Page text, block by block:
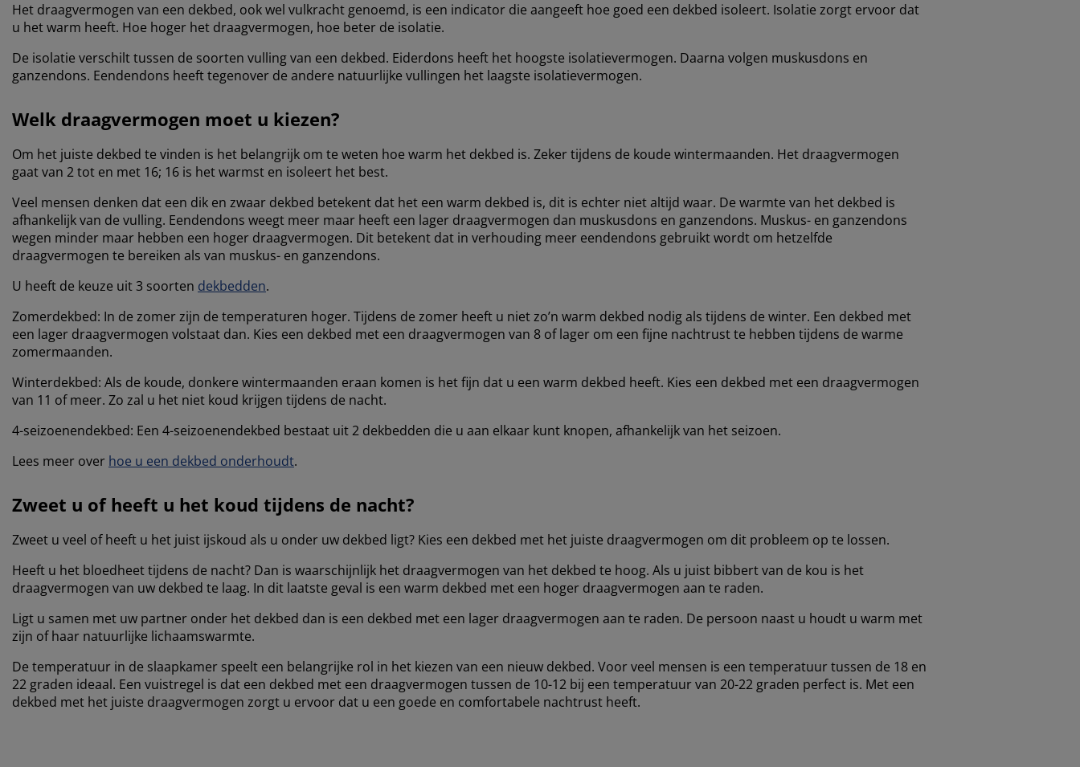
Het draagvermogen van een dekbed, ook wel vulkracht genoemd, is een indicator die aangeeft hoe goed een dekbed isoleert. Isolatie zorgt ervoor dat
u het warm heeft. Hoe hoger het draagvermogen, hoe beter de isolatie.
De isolatie verschilt tussen de soorten vulling van een dekbed. Eiderdons heeft het hoogste isolatievermogen. Daarna volgen muskusdons en
ganzendons. Eendendons heeft tegenover de andere natuurlijke vullingen het laagste isolatievermogen.
Welk draagvermogen moet u kiezen?
Om het juiste dekbed te vinden is het belangrijk om te weten hoe warm het dekbed is. Zeker tijdens de koude wintermaanden. Het draagvermogen
gaat van 2 tot en met 16; 16 is het warmst en isoleert het best.
Veel mensen denken dat een dik en zwaar dekbed betekent dat het een warm dekbed is, dit is echter niet altijd waar. De warmte van het dekbed is
afhankelijk van de vulling. Eendendons weegt meer maar heeft een lager draagvermogen dan muskusdons en ganzendons. Muskus- en ganzendons
wegen minder maar hebben een hoger draagvermogen. Dit betekent dat in verhouding meer eendendons gebruikt wordt om hetzelfde
draagvermogen te bereiken als van muskus- en ganzendons.
U heeft de keuze uit 3 soorten dekbedden.
Zomerdekbed: In de zomer zijn de temperaturen hoger. Tijdens de zomer heeft u niet zo’n warm dekbed nodig als tijdens de winter. Een dekbed met
een lager draagvermogen volstaat dan. Kies een dekbed met een draagvermogen van 8 of lager om een fijne nachtrust te hebben tijdens de warme
zomermaanden.
Winterdekbed: Als de koude, donkere wintermaanden eraan komen is het fijn dat u een warm dekbed heeft. Kies een dekbed met een draagvermogen
van 11 of meer. Zo zal u het niet koud krijgen tijdens de nacht.
4-seizoenendekbed: Een 4-seizoenendekbed bestaat uit 2 dekbedden die u aan elkaar kunt knopen, afhankelijk van het seizoen.
Lees meer over hoe u een dekbed onderhoudt.
Zweet u of heeft u het koud tijdens de nacht?
Zweet u veel of heeft u het juist ijskoud als u onder uw dekbed ligt? Kies een dekbed met het juiste draagvermogen om dit probleem op te lossen.
Heeft u het bloedheet tijdens de nacht? Dan is waarschijnlijk het draagvermogen van het dekbed te hoog. Als u juist bibbert van de kou is het
draagvermogen van uw dekbed te laag. In dit laatste geval is een warm dekbed met een hoger draagvermogen aan te raden.
Ligt u samen met uw partner onder het dekbed dan is een dekbed met een lager draagvermogen aan te raden. De persoon naast u houdt u warm met
zijn of haar natuurlijke lichaamswarmte.
De temperatuur in de slaapkamer speelt een belangrijke rol in het kiezen van een nieuw dekbed. Voor veel mensen is een temperatuur tussen de 18 en
22 graden ideaal. Een vuistregel is dat een dekbed met een draagvermogen tussen de 10-12 bij een temperatuur van 20-22 graden perfect is. Met een
dekbed met het juiste draagvermogen zorgt u ervoor dat u een goede en comfortabele nachtrust heeft.